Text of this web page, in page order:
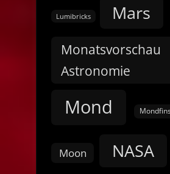
Lumibricks Mars
Monatsvorschau
Astronomie
Mond
Moon NASA